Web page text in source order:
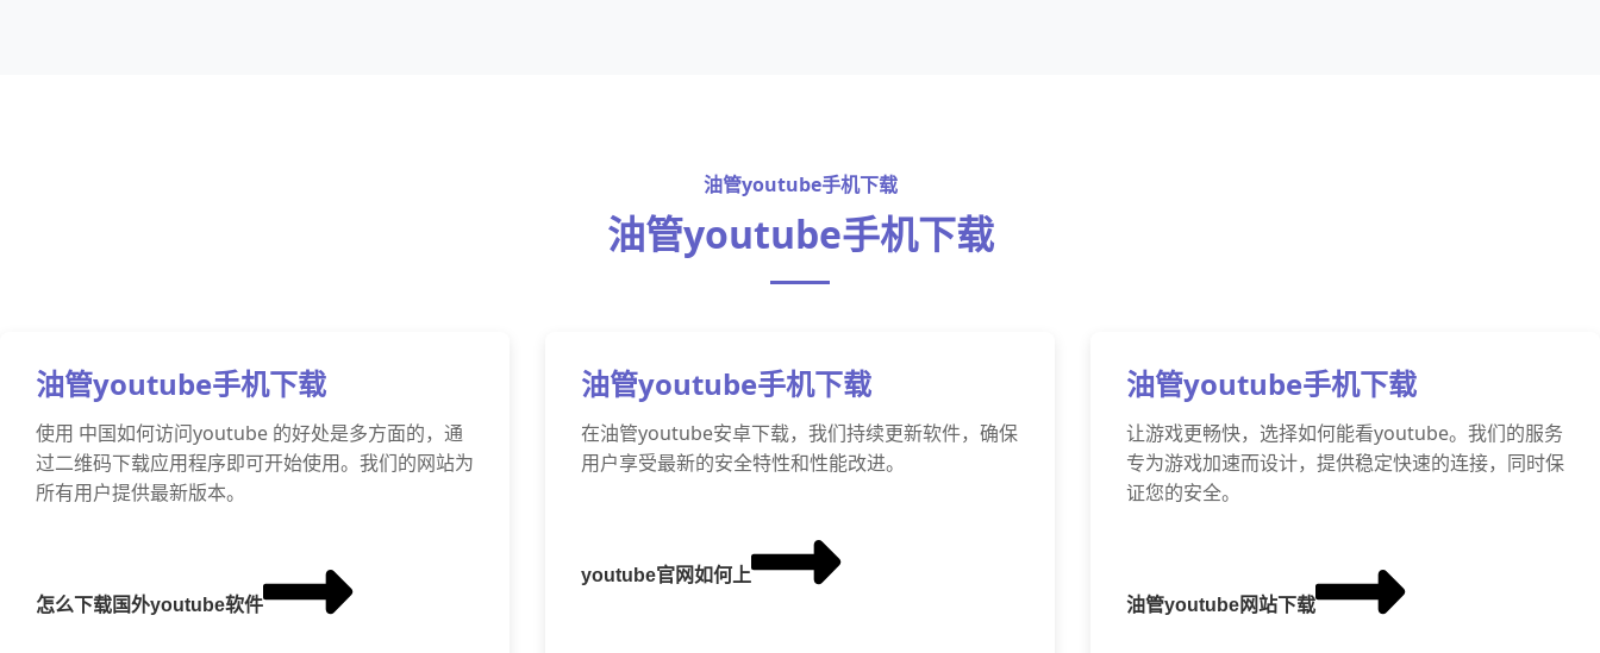
油管youtube手机下载
油管youtube手机下载
油管youtube手机下载
使用 中国如何访问youtube 的好处是多方面的，通
过二维码下载应用程序即可开始使用。我们的网站为
所有用户提供最新版本。
怎么下载国外youtube软件
油管youtube手机下载
在油管youtube安卓下载，我们持续更新软件，确保
用户享受最新的安全特性和性能改进。
youtube官网如何上
油管youtube手机下载
让游戏更畅快，选择如何能看youtube。我们的服务
专为游戏加速而设计，提供稳定快速的连接，同时保
证您的安全。
油管youtube网站下载